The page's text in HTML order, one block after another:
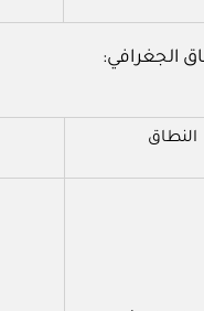
الجغرافي:
النطاق